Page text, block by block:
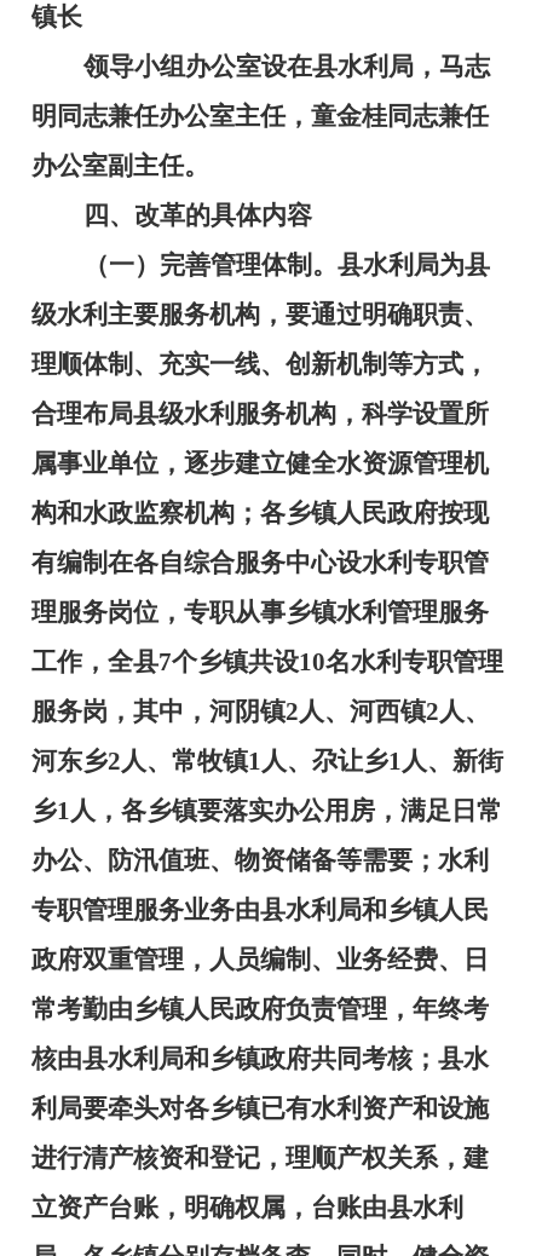
镇长
领导小组办公室设在县水利局，马志
明同志兼任办公室主任，童金桂同志兼任
办公室副主任。
四、改革的具体内容
（一）完善管理体制。 县水利局为县
级水利主要服务机构，要通过明确职责、
理顺体制、充实一线、创新机制等方式，
合理布局县级水利服务机构，科学设置所
属事业单位，逐步建立健全水资源管理机
构和水政监察机构；各乡镇人民政府按现
有编制在各自综合服务中心设水利专职管
理服务岗位，专职从事乡镇水利管理服务
工作，全县7个乡镇共设10名水利专职管理
服务岗，其中，河阴镇2 人、河西镇2 人、
河东乡2 人、常牧镇1 人、尕让乡1 人、新街
乡1 人，各乡镇要落实办公用房，满足日常
办公、防汛值班、物资储备等需要；水利
专职管理服务业务由县水利局和乡镇人民
政府双重管理，人员编制、业务经费、日
常考勤由乡镇人民政府负责管理，年终考
核由县水利局和乡镇政府共同考核；县水
利局要牵头对各乡镇已有水利资产和设施
进行清产核资和登记，理顺产权关系，建
立资产台账，明确权属，台账由县水利